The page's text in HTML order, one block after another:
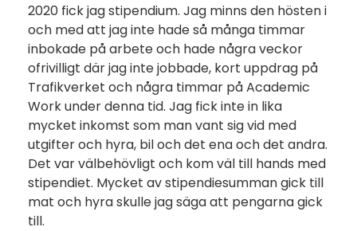
2020 fick jag stipendium. Jag minns den hösten i
och med att jag inte hade så många timmar
inbokade på arbete och hade några veckor
ofrivilligt där jag inte jobbade, kort uppdrag på
Trafikverket och några timmar på Academic
Work under denna tid. Jag fick inte in lika
mycket inkomst som man vant sig vid med
utgifter och hyra, bil och det ena och det andra.
Det var välbehövligt och kom väl till hands med
stipendiet. Mycket av stipendiesumman gick till
mat och hyra skulle jag säga att pengarna gick
till.